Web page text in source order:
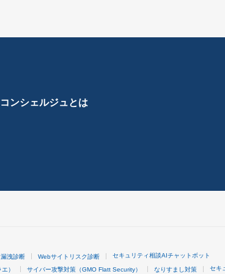
ンシェルジュとは
洩診断 Webサイトリスク診断 セキュリティ相談AIチャットボット
） サイバー攻撃対策（GMO Flatt Security） なりすまし対策 セキ